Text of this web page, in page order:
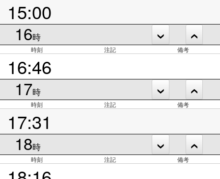
15:00
16時
時刻 注記 備考
16:46
17時
時刻 注記 備考
17:31
18時
時刻 注記 備考